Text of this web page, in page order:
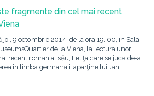
fragmente din cel mai recent
9 octombrie 2014, de la ora 19. 00, în Sala
de la Viena, la lectura unor
recent roman al său, Fetiţa care se juca de-a
în limba germană îi aparţine lui Jan